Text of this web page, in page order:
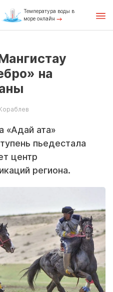
Температура воды в
море онлайн
на
«Адай ата»
пьедестала
центр
региона.